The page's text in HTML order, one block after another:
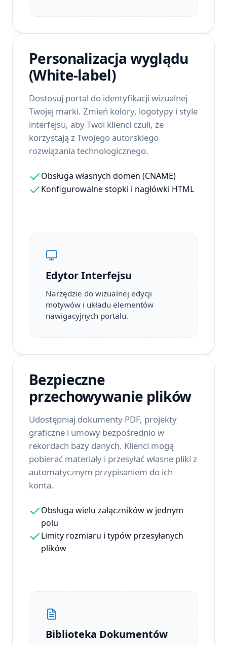
Personalizacja wyglądu
(White-label)
Dostosuj portal do identyfikacji wizualnej
Twojej marki. Zmień kolory, logotypy i style
interfejsu, aby Twoi klienci czuli, że
korzystają z Twojego autorskiego
rozwiązania technologicznego.
Obsługa własnych domen (CNAME)
Konfigurowalne stopki i nagłówki HTML
Edytor Interfejsu
Narzędzie do wizualnej edycji
motywów i układu elementów
nawigacyjnych portalu.
Bezpieczne
przechowywanie plików
Udostępniaj dokumenty PDF, projekty
graficzne i umowy bezpośrednio w
rekordach bazy danych. Klienci mogą
pobierać materiały i przesyłać własne pliki z
automatycznym przypisaniem do ich
konta.
Obsługa wielu załączników w jednym
polu
Limity rozmiaru i typów przesyłanych
plików
Biblioteka Dokumentów